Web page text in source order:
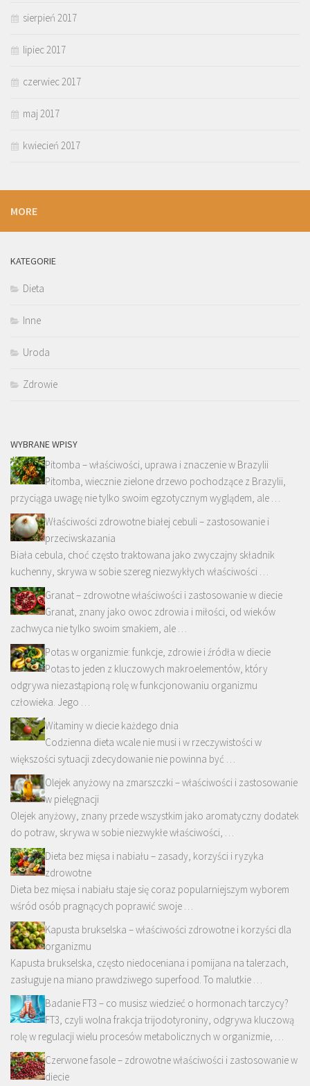
sierpień 2017
lipiec 2017
czerwiec 2017
maj 2017
kwiecień 2017
MORE
KATEGORIE
Dieta
Inne
Uroda
Zdrowie
WYBRANE WPISY
Pitomba – właściwości, uprawa i znaczenie w Brazylii
Pitomba, wiecznie zielone drzewo pochodzące z Brazylii,
przyciąga uwagę nie tylko swoim egzotycznym wyglądem, ale …
Właściwości zdrowotne białej cebuli – zastosowanie i
przeciwskazania
Biała cebula, choć często traktowana jako zwyczajny składnik
kuchenny, skrywa w sobie szereg niezwykłych właściwości …
Granat – zdrowotne właściwości i zastosowanie w diecie
Granat, znany jako owoc zdrowia i miłości, od wieków
zachwyca nie tylko swoim smakiem, ale …
Potas w organizmie: funkcje, zdrowie i źródła w diecie
Potas to jeden z kluczowych makroelementów, który
odgrywa niezastąpioną rolę w funkcjonowaniu organizmu
człowieka. Jego …
Witaminy w diecie każdego dnia
Codzienna dieta wcale nie musi i w rzeczywistości w
większości sytuacji zdecydowanie nie powinna być …
Olejek anyżowy na zmarszczki – właściwości i zastosowanie
w pielęgnacji
Olejek anyżowy, znany przede wszystkim jako aromatyczny dodatek
do potraw, skrywa w sobie niezwykłe właściwości, …
Dieta bez mięsa i nabiału – zasady, korzyści i ryzyka
zdrowotne
Dieta bez mięsa i nabiału staje się coraz popularniejszym wyborem
wśród osób pragnących poprawić swoje …
Kapusta brukselska – właściwości zdrowotne i korzyści dla
organizmu
Kapusta brukselska, często niedoceniana i pomijana na talerzach,
zasługuje na miano prawdziwego superfood. To malutkie …
Badanie FT3 – co musisz wiedzieć o hormonach tarczycy?
FT3, czyli wolna frakcja trijodotyroniny, odgrywa kluczową
rolę w regulacji wielu procesów metabolicznych w organizmie, …
Czerwone fasole – zdrowotne właściwości i zastosowanie w
diecie